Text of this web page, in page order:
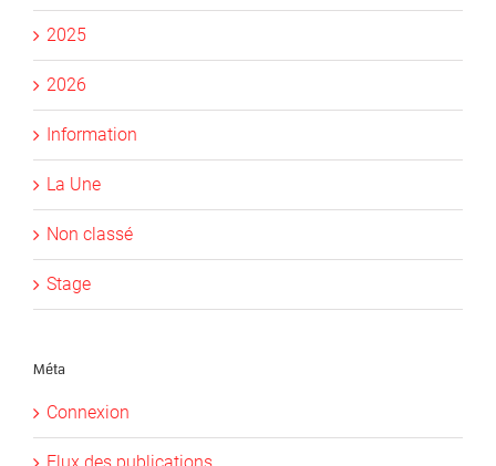
2025
2026
Information
La Une
Non classé
Stage
Méta
Connexion